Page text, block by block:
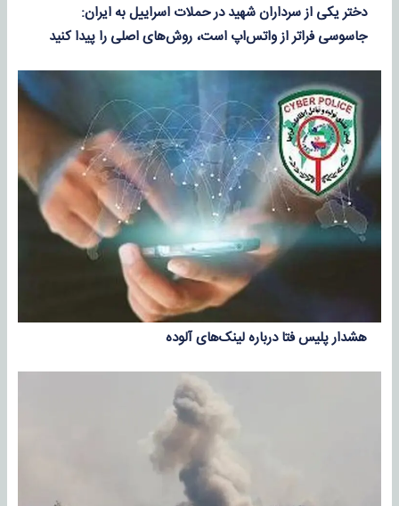
دختر یکی از سرداران شهید در حملات اسراییل به ایران:
جاسوسی فراتر از واتس‌اپ است، روش‌های اصلی را پیدا کنید
هشدار پلیس فتا درباره لینک‌های آلوده